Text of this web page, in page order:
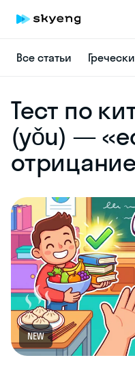
Все статьи
Тест по
(yǒu) —
NEW
online